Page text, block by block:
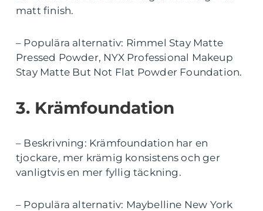
matt finish.
– Populära alternativ: Rimmel Stay Matte
Pressed Powder, NYX Professional Makeup
Stay Matte But Not Flat Powder Foundation.
3. Krämfoundation
– Beskrivning: Krämfoundation har en
tjockare, mer krämig konsistens och ger
vanligtvis en mer fyllig täckning.
– Populära alternativ: Maybelline New York